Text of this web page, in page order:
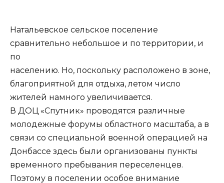
Натальевское сельское поселение
сравнительно небольшое и по территории, и
по
населению. Но, поскольку расположено в зоне,
благоприятной для отдыха, летом число
жителей намного увеличивается.
В ДОЦ «Спутник» проводятся различные
молодежные форумы областного масштаба, а в
связи со специальной военной операцией на
Донбассе здесь были организованы пункты
временного пребывания переселенцев.
Поэтому в поселении особое внимание